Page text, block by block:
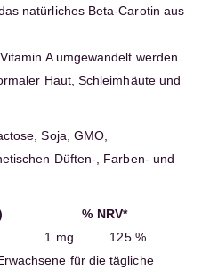
natürliches Beta-Carotin aus
A umgewandelt werden
Haut, Schleimhäute und
Soja, GMO,
Düften-, Farben- und
% NRV*
mg 125 %
für die tägliche